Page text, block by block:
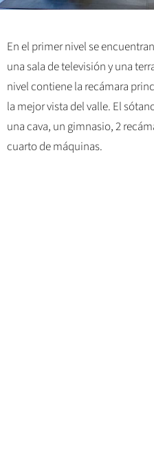
En el primer nivel se
una sala de televisión y una
nivel contiene la recámara
la mejor vista del valle. El
una cava, un gimnasio, 2
cuarto de máquinas.